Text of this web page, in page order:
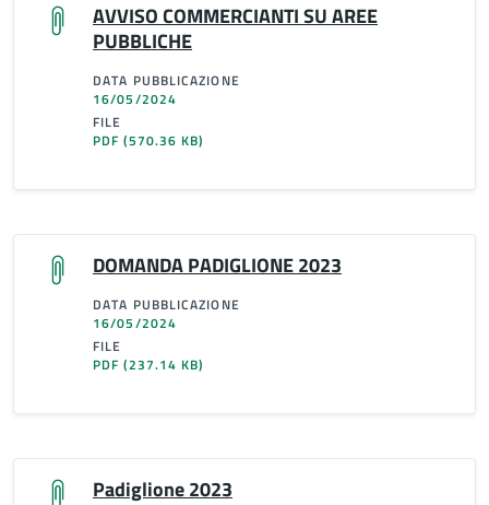
AVVISO COMMERCIANTI SU AREE
PUBBLICHE
DATA PUBBLICAZIONE
16/05/2024
FILE
PDF(570.36 KB)
DOMANDA PADIGLIONE 2023
DATA PUBBLICAZIONE
16/05/2024
FILE
PDF(237.14 KB)
Padiglione 2023